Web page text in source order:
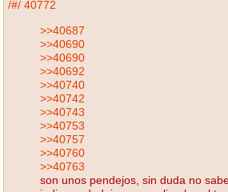
/#/ 40772
>>40687
>>40690
>>40690
>>40692
>>40740
>>40742
>>40743
>>40753
>>40757
>>40760
>>40763
son unos pendejos, sin duda no